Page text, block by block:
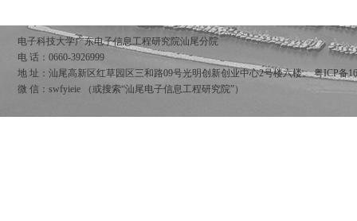
电子科技大学广东电子信息工程研究院汕尾分院
电 话：0660-3926999
地 址：汕尾高新区红草园区三和路09号光明创新创业中心2号楼六楼。粤ICP备
微 信：swfyieie （或搜索“汕尾电子信息工程研究院”）